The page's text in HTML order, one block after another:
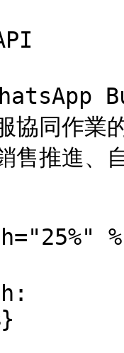
協同作
售推進、